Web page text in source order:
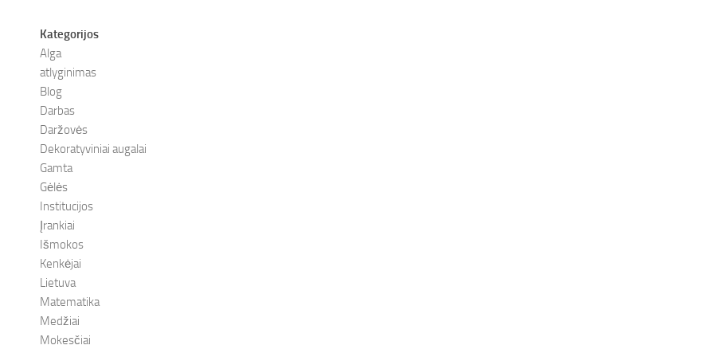
Kategorijos
Alga
atlyginimas
Blog
Darbas
Daržovės
Dekoratyviniai augalai
Gamta
Gėlės
Institucijos
Įrankiai
Išmokos
Kenkėjai
Lietuva
Matematika
Medžiai
Mokesčiai